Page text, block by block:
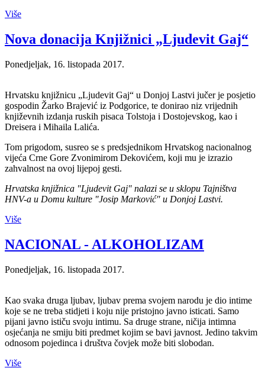
Više
Nova donacija Knjižnici „Ljudevit Gaj“
Ponedjeljak, 16. listopada 2017.
Hrvatsku knjižnicu „Ljudevit Gaj“ u Donjoj Lastvi jučer je posjetio
gospodin Žarko Brajević iz Podgorice, te donirao niz vrijednih
književnih izdanja ruskih pisaca Tolstoja i Dostojevskog, kao i
Dreisera i Mihaila Lalića.
Tom prigodom, susreo se s predsjednikom Hrvatskog nacionalnog
vijeća Crne Gore Zvonimirom Dekovićem, koji mu je izrazio
zahvalnost na ovoj lijepoj gesti.
Hrvatska knjižnica "Ljudevit Gaj" nalazi se u sklopu Tajništva
HNV-a u Domu kulture "Josip Marković" u Donjoj Lastvi.
Više
NACIONAL - ALKOHOLIZAM
Ponedjeljak, 16. listopada 2017.
Kao svaka druga ljubav, ljubav prema svojem narodu je dio intime
koje se ne treba stidjeti i koju nije pristojno javno isticati. Samo
pijani javno ističu svoju intimu. Sa druge strane, ničija intimna
osjećanja ne smiju biti predmet kojim se bavi javnost. Jedino takvim
odnosom pojedinca i društva čovjek može biti slobodan.
Više